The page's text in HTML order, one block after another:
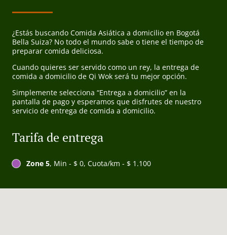
¿Estás buscando Comida Asiática a domicilio en Bogotá
Bella Suiza? No todo el mundo sabe o tiene el tiempo de
preparar comida deliciosa.
Cuando quieres ser servido como un rey, la entrega de
comida a domicilio de Qi Wok será tu mejor opción.
Simplemente selecciona “Entrega a domicilio” en la
pantalla de pago y esperamos que disfrutes de nuestro
servicio de entrega de comida a domicilio.
Tarifa de entrega
Zone 5, Min - $ 0, Cuota/km - $ 1.100